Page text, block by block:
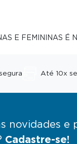
E FEMININAS É
Até 10x
novidades e
Cadastre-se!